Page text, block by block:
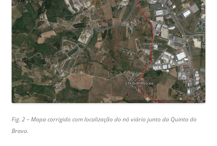
Fig. 2 –Mapa corrigido com localização do nó viário junto da Quinta do
Bravo.